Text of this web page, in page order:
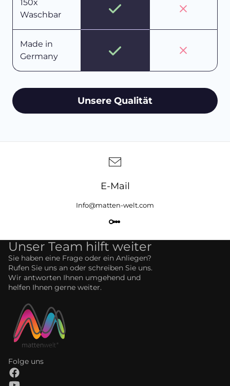
150x
Waschbar
Made in
Germany
Unsere Qualität
E-Mail
Info@matten-welt.com
Unser Team hilft weiter
Sie haben eine Frage oder ein Anliegen?
Rufen Sie uns an oder schreiben Sie uns.
Wir antworten Ihnen umgehend und
helfen Ihnen gerne weiter.
Folge uns